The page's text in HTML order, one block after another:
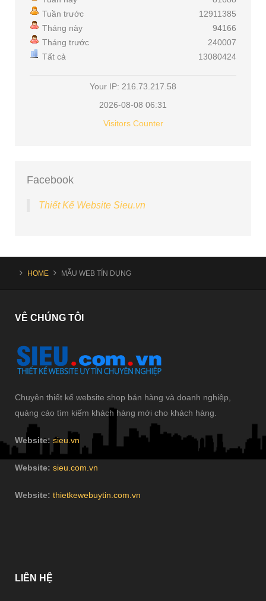
Tuần trước
Tháng này
Tháng trước
Tất cả
12911385
94166
240007
13080424
Your IP: 216.73.217.58
2026-08-08 06:31
Visitors Counter
Facebook
Thiết Kế Website Sieu.vn
HOME MẪU WEB TÍN DỤNG
VÊ CHÚNG TÔI
Chuyên thiết kế website shop bán hàng và doanh nghiệp,
quảng cáo tìm kiếm khách hàng mới cho khách hàng.
Website: sieu.vn
Website: sieu.com.vn
Website: thietkewebuytin.com.vn
LIÊN HỆ